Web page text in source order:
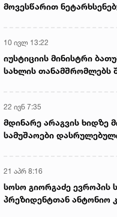
მოვესწარით
10 ივლ 13:22
იუსტიციის მინისტრი
სახლის თანამშრომლებს
22 ივნ 7:35
მდინარე არაგვის ხიდზე
სამუშაოები
21 აპრ 8:16
სოსო გიორგაძე ევროპის
პრეზიდენტთან ანტონიო